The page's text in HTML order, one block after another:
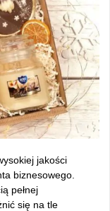
jakości
biznesowego.
pełnej
się na tle